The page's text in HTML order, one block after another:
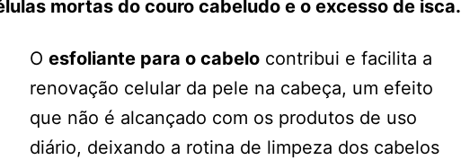
mortas do couro cabeludo e o excesso de isca.
Oesfoliante para o cabelo contribui e facilita a
renovação celular da pele na cabeça, um efeito
que não é alcançado com os produtos de uso
diário, deixando a rotina de limpeza dos cabelos